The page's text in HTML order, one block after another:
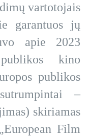
vartotojais
garantuos jų
apie 2023
kino
publikos
–
skiriamas
Film